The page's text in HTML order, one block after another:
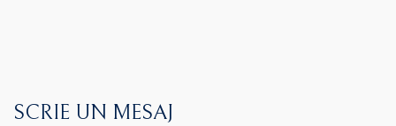
SCRIE UN MESAJ